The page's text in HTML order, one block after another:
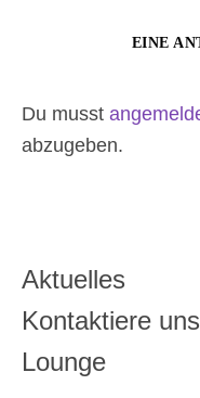
EINE
Du musst
abzugeben.
Aktuelles
Kontaktiere uns
Lounge